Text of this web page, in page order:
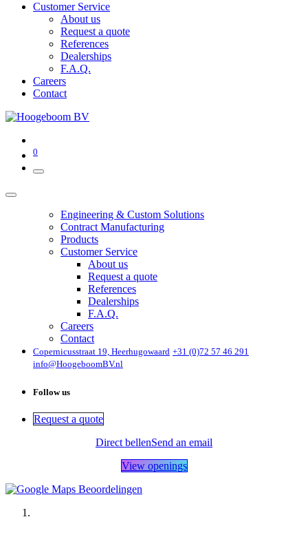
Customer Service
About us
Request a quote
References
Dealerships
F.A.Q.
Careers
Contact
0
Engineering & Custom Solutions
Contract Manufacturing
Products
Customer Service
About us
Request a quote
References
Dealerships
F.A.Q.
Careers
Contact
Copernicusstraat 19, Heerhugowaard +31 (0)72 57 46 291
info@HoogeboomBV.nl
Follow us
Request a quote
Direct bellenSend an email
View openings